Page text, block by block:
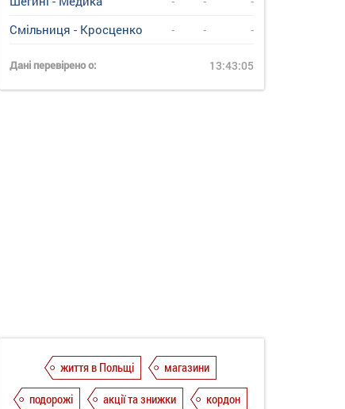
Смільниця - Кросценко
- - -
Дані перевірено о: 13:43:05
життя в Польщі
магазини
подорожі
акції та знижки
кордон